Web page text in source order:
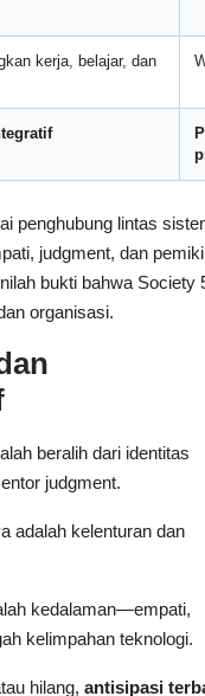
kerja, belajar, dan
penghubung lintas
judgment, dan
bukti bahwa Society
organisasi.
beralih dari identitas
judgment.
adalah kelenturan dan
kedalaman—empati,
kelimpahan teknologi.
hilang, antisipasi